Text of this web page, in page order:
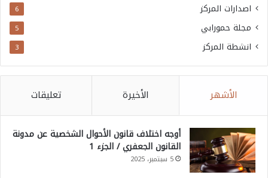
اصدارات المركز 6
مجلة حمورابي 5
انشطة المركز 3
الأشهر الأخيرة تعليقات
أوجه اختلاف قانون الأحوال الشخصية عن مدونة
القانون الجعفري / الجزء 1
5 سبتمبر، 2025